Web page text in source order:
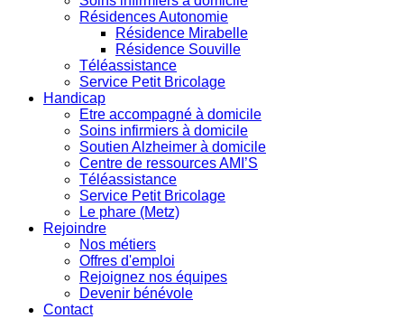
Résidences Autonomie
Résidence Mirabelle
Résidence Souville
Téléassistance
Service Petit Bricolage
Handicap
Etre accompagné à domicile
Soins infirmiers à domicile
Soutien Alzheimer à domicile
Centre de ressources AMI’S
Téléassistance
Service Petit Bricolage
Le phare (Metz)
Rejoindre
Nos métiers
Offres d'emploi
Rejoignez nos équipes
Devenir bénévole
Contact